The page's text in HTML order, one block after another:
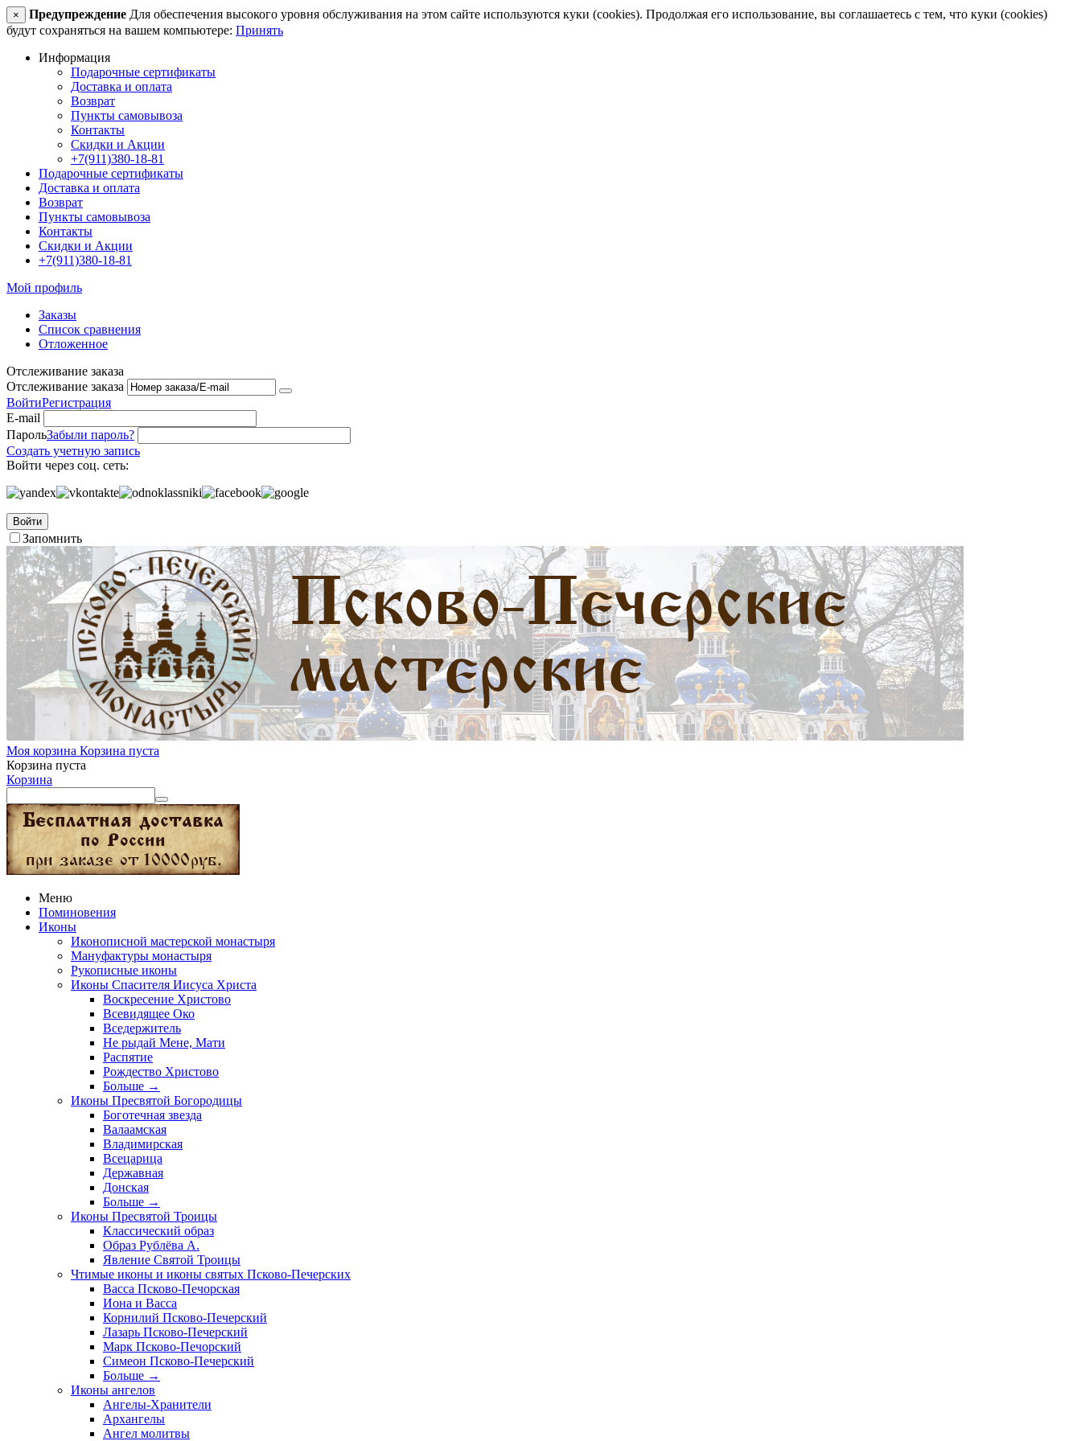
× Предупреждение Для обеспечения высокого уровня обслуживания на этом сайте используются куки (cookies). Продолжая его использование, вы соглашаетесь с тем, что куки (cookies)
будут сохраняться на вашем компьютере: Принять
Информация
Подарочные сертификаты
Доставка и оплата
Возврат
Пункты самовывоза
Контакты
Скидки и Акции
+7(911)380-18-81
Подарочные сертификаты
Доставка и оплата
Возврат
Пункты самовывоза
Контакты
Скидки и Акции
+7(911)380-18-81
Мой профиль
Заказы
Список сравнения
Отложенное
Отслеживание заказа
Отслеживание заказа
ВойтиРегистрация
E-mail
ПарольЗабыли пароль?
Создать учетную запись
Войти через соц. сеть:
Войти
Запомнить
Моя корзина Корзина пуста
Корзина пуста
Корзина
Меню
Поминовения
Иконы
Иконописной мастерской монастыря
Мануфактуры монастыря
Рукописные иконы
Иконы Спасителя Иисуса Христа
Воскресение Христово
Всевидящее Око
Вседержитель
Не рыдай Мене, Мати
Распятие
Рождество Христово
Больше →
Иконы Пресвятой Богородицы
Боготечная звезда
Валаамская
Владимирская
Всецарица
Державная
Донская
Больше →
Иконы Пресвятой Троицы
Классический образ
Образ Рублёва А.
Явление Святой Троицы
Чтимые иконы и иконы святых Псково-Печерских
Васса Псково-Печорская
Иона и Васса
Корнилий Псково-Печерский
Лазарь Псково-Печерский
Марк Псково-Печорский
Симеон Псково-Печерский
Больше →
Иконы ангелов
Ангелы-Хранители
Архангелы
Ангел молитвы